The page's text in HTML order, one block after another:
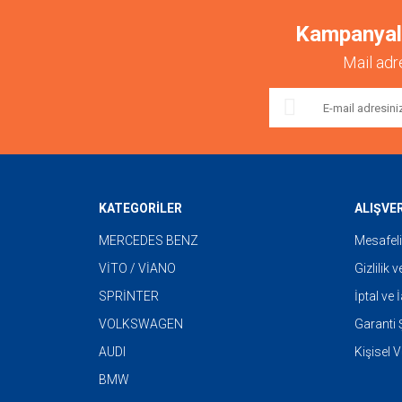
Mail
KATEGORİLER
MERCEDES BENZ
VİTO / VİANO
SPRİNTER
VOLKSWAGEN
AUDI
BMW
Gizlilik
İptal ve
Garanti
Kişisel